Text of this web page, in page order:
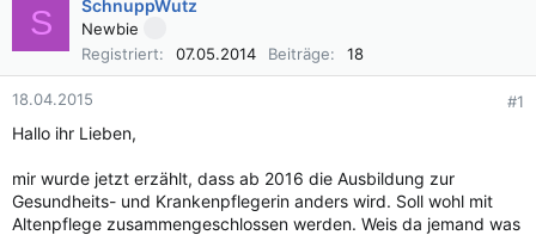
e
r
l
a
S SchnuppWutz
Newbie
Registriert
07.05.2014 Beiträge 18
18.04.2015 #1
Hallo ihr Lieben,
mir wurde jetzt erzählt, dass ab 2016 die Ausbildung zur
Gesundheits- und Krankenpflegerin anders wird. Soll wohl mit
Altenpflege zusammengeschlossen werden. Weis da jemand was